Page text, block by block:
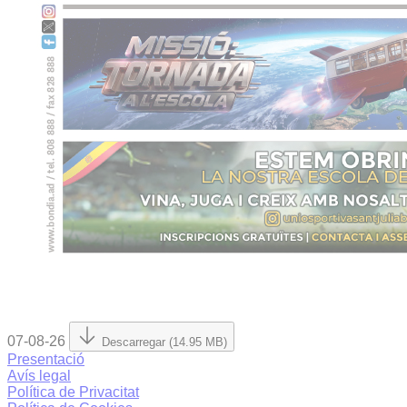
07-08-26 Descarregar (14.95 MB)
Presentació
Avís legal
Política de Privacitat